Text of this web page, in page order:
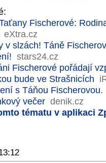
Fischerové:
eXtra.cz
v slzách! Táně
stars24.cz
Fischerové pořádají
bude ve Strašnicích
s Táňou
večer denik.cz
tématu v aplikaci